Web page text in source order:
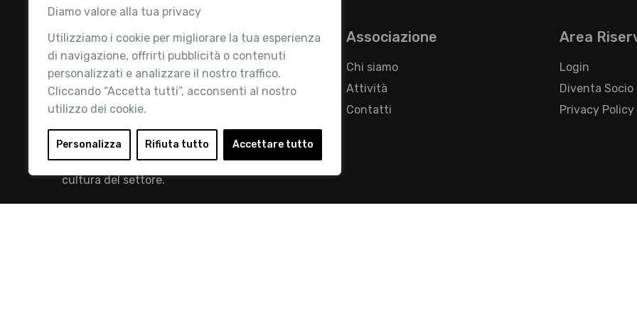
Diamo valore alla tua privacy
Utilizziamo i cookie per migliorare la tua esperienza
di navigazione, offrirti pubblicità o contenuti
personalizzati e analizzare il nostro traffico.
Cliccando “Accetta tutti”, acconsenti al nostro
utilizzo dei cookie.
Personalizza Rifiuta tutto Accettare tutto
Retail Institute Italy è l’Associazione di
riferimento per l'Ecosistema Retail: la nostra
mission è quella di promuovere lo sviluppo e la
cultura del settore.
Associazione
Chi siamo
Attività
Contatti
Area
Login
Diventa Socio
Privacy Policy